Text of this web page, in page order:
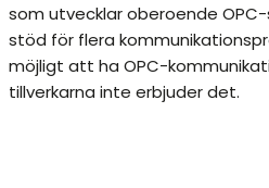
som utvecklar oberoende
stöd för flera
möjligt att ha OPC-
tillverkarna inte erbjuder det.